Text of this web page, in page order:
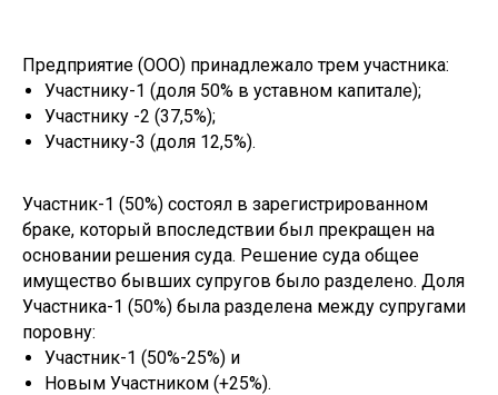
Предприятие (ООО) принадлежало трем участника:
Участнику-1 (доля 50% в уставном капитале);
Участнику -2 (37,5%);
Участнику-3 (доля 12,5%).
Участник-1 (50%) состоял в зарегистрированном
браке, который впоследствии был прекращен на
основании решения суда. Решение суда общее
имущество бывших супругов было разделено. Доля
Участника-1 (50%) была разделена между супругами
поровну:
Участник-1 (50%-25%) и
Новым Участником (+25%).